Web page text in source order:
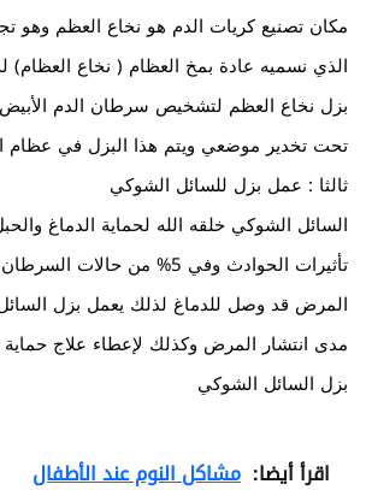
مكان تصنيع كريات الدم هو نخاع العظم وهو
الذي نسميه عادة بمخ العظام ( نخاع العظام)
بزل نخاع العظم لتشخيص سرطان الدم
تحت تخدير موضعي ويتم هذا البزل في
ثالثا : عمل بزل للسائل الشوكي
السائل الشوكي خلقه الله لحماية الدماغ
تأثيرات الحوادث وفي 5% من
المرض قد وصل للدماغ لذلك يعمل بزل
مدى انتشار المرض وكذلك لإعطاء علاج
بزل السائل الشوكي
اقرأ أيضا: مشاكل النوم عند الأطفال